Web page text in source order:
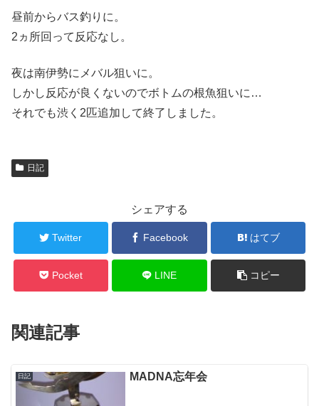
昼前からバス釣りに。
2ヵ所回って反応なし。
夜は南伊勢にメバル狙いに。
しかし反応が良くないのでボトムの根魚狙いに…
それでも渋く2匹追加して終了しました。
日記
シェアする
Twitter Facebook はてブ
Pocket LINE コピー
関連記事
日記 MADNA忘年会